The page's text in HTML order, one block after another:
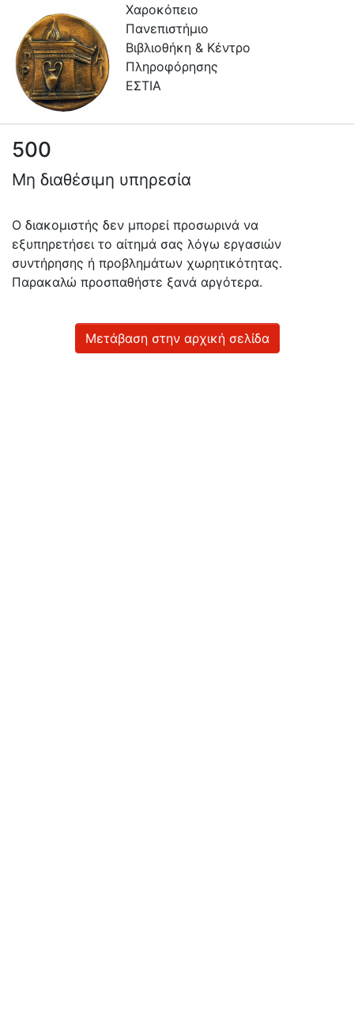
Χαροκόπειο
Πανεπιστήμιο
Βιβλιοθήκη & Κέντρο
Πληροφόρησης
ΕΣΤΙΑ
Πληροφορίες
Επικοινωνία
Υπηρεσίες
Αυτοαπόθεσης
Ανοιχτά
Δεδομένα
500
Μη διαθέσιμη υπηρεσία
Ο διακομιστής δεν μπορεί προσωρινά να
εξυπηρετήσει το αίτημά σας λόγω εργασιών
συντήρησης ή προβλημάτων χωρητικότητας.
Παρακαλώ προσπαθήστε ξανά αργότερα.
Μετάβαση στην αρχική σελίδα